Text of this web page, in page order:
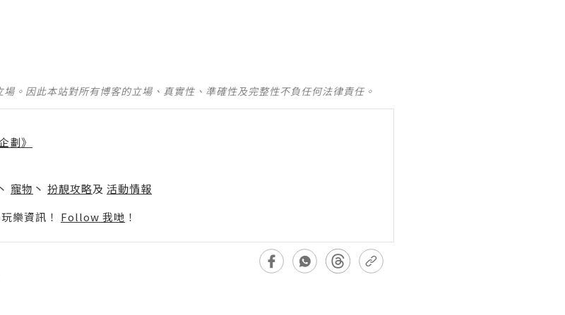
。因此本站對所有博客的立場、真實性、準確性及完整性不負任何法律責任。
劃》
丶 寵物 丶 扮靚攻略及 活動情報
樂資訊！ Follow 我哋 ！